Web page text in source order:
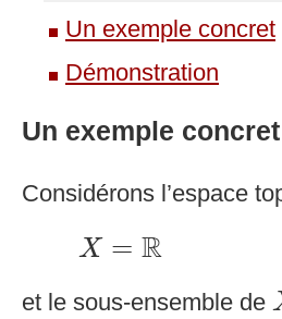
Un exemple concret
Démonstration
Un exemple concret
Considérons l’espace
X = R
X =R
et le sous-ensemble de